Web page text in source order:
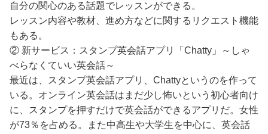
自分の関心のある話題でレッスンができる。
レッスン内容や教材、進め方などに関するリクエスト機能
もある。
② 新サービス：スタンプ英会話アプリ「Chatty」～しゃ
べらなくていい英会話～
最近は、スタンプ英会話アプリ、Chattyというのを作って
いる。オンライン英会話はまだ少し怖いという初心者向け
に、スタンプを押すだけで英会話ができるアプリだ。女性
が73％を占める。また中高生や大学生を中心に、英会話